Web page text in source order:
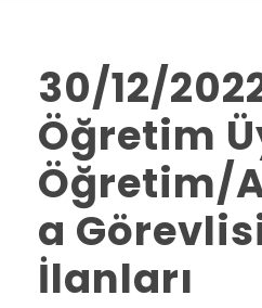
30/12/
Öğretim
Öğretim/
a
İlanları